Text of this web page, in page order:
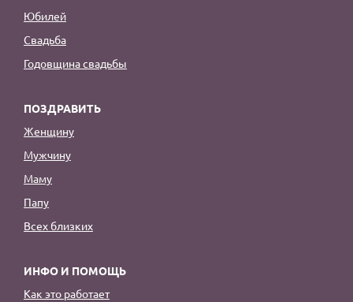
Юбилей
Свадьба
Годовщина свадьбы
ПОЗДРАВИТЬ
Женщину
Мужчину
Маму
Папу
Всех близких
ИНФО И ПОМОЩЬ
Как это работает